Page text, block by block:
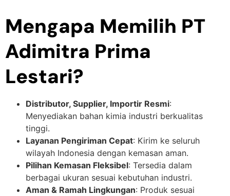
Mengapa Memilih PT
Adimitra Prima
Lestari?
Distributor, Supplier, Importir Resmi:
Menyediakan bahan kimia industri berkualitas
tinggi.
Layanan Pengiriman Cepat: Kirim ke seluruh
wilayah Indonesia dengan kemasan aman.
Pilihan Kemasan Fleksibel: Tersedia dalam
berbagai ukuran sesuai kebutuhan industri.
Aman & Ramah Lingkungan: Produk sesuai